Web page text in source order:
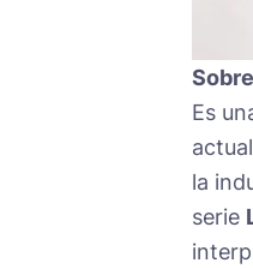
Es
la
serie